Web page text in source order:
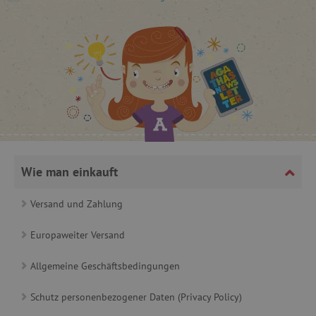
Wie man einkauft
Versand und Zahlung
Europaweiter Versand
Allgemeine Geschäftsbedingungen
Schutz personenbezogener Daten (Privacy Policy)
FPAU .agathaswelt.de
_lb